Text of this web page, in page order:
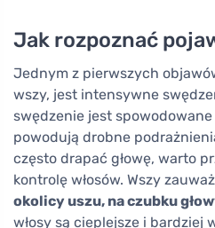
Jak rozpoznać
Jednym z pierwszych
wszy, jest intensywne
swędzenie jest
powodują drobne
często drapać głowę, warto
kontrolę włosów. Wszy
okolicy uszu, na czubku
włosy są cieplejsze i bardziej